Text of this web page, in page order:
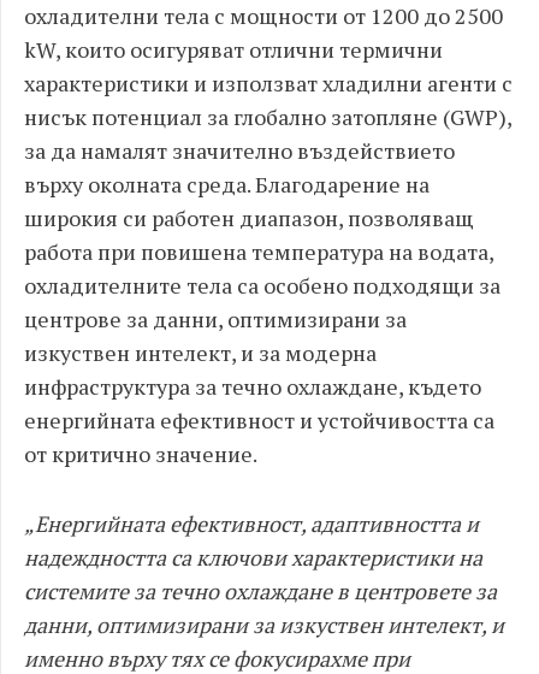
охладителни тела с мощности от 1200 до 2500
kW, които осигуряват отлични термични
характеристики и използват хладилни агенти с
нисък потенциал за глобално затопляне (GWP),
за да намалят значително въздействието
върху околната среда. Благодарение на
широкия си работен диапазон, позволяващ
работа при повишена температура на водата,
охладителните тела са особено подходящи за
центрове за данни, оптимизирани за
изкуствен интелект, и за модерна
инфраструктура за течно охлаждане, където
енергийната ефективност и устойчивостта са
от критично значение.
„Енергийната ефективност, адаптивността и
надеждността са ключови характеристики на
системите за течно охлаждане в центровете за
данни, оптимизирани за изкуствен интелект, и
именно върху тях се фокусирахме при